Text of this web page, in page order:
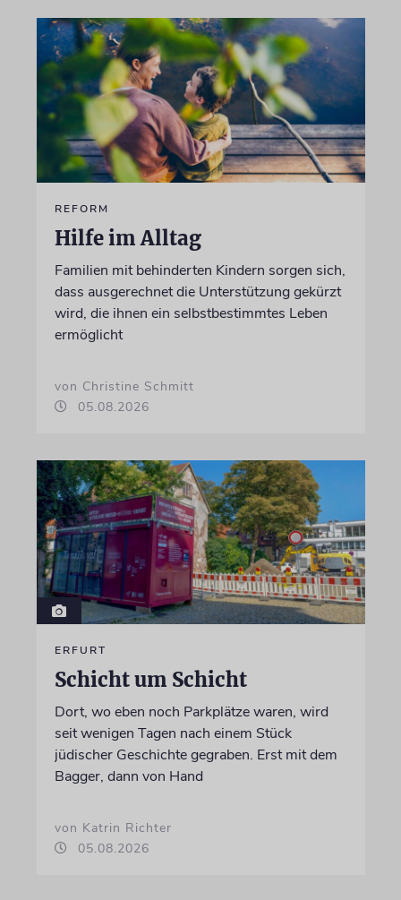
REFORM
Hilfe im Alltag
Familien mit behinderten Kindern sorgen sich,
dass ausgerechnet die Unterstützung gekürzt
wird, die ihnen ein selbstbestimmtes Leben
ermöglicht
von Christine Schmitt
05.08.2026
ERFURT
Schicht um Schicht
Dort, wo eben noch Parkplätze waren, wird
seit wenigen Tagen nach einem Stück
jüdischer Geschichte gegraben. Erst mit dem
Bagger, dann von Hand
von Katrin Richter
05.08.2026